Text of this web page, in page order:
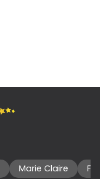
Marie Claire